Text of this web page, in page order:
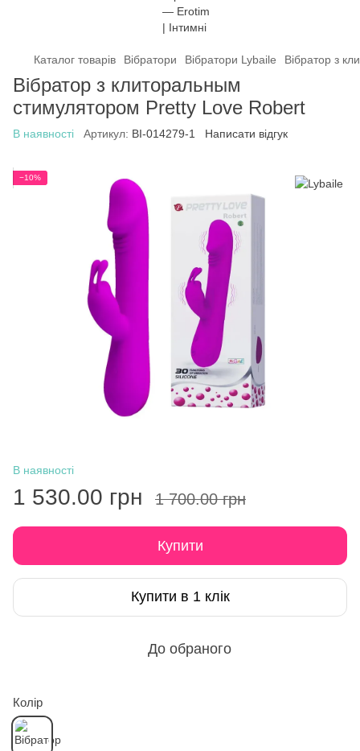
Каталог товарів Вібратори Вібратори Lybaile Вібратор з
Вібратор з клиторальным
стимулятором Pretty Love Robert
В наявності Артикул: BI-014279-1 Написати відгук
−10%
В наявності
1 530.00 грн 1 700.00 грн
Купити
Купити в 1 клік
До обраного
Колір